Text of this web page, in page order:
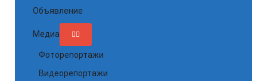
Объявление
Медиа
Фоторепортажи
Видеорепортажи